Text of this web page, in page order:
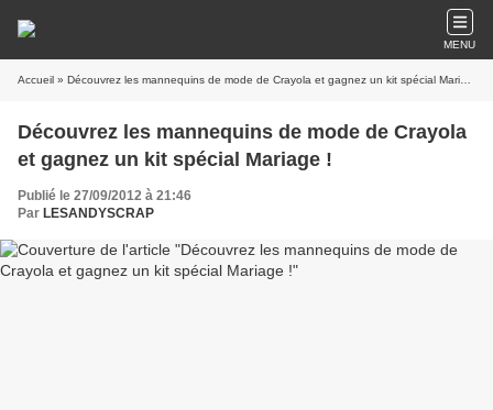
MENU
Accueil » Découvrez les mannequins de mode de Crayola et gagnez un kit spécial Mariage !
Découvrez les mannequins de mode de Crayola
et gagnez un kit spécial Mariage !
Publié le 27/09/2012 à 21:46
Par LESANDYSCRAP